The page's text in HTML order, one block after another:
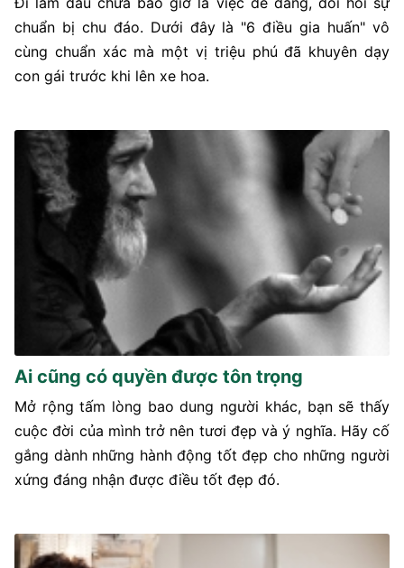
chuẩn bị chu đáo. Dưới đây là "6 điều gia huấn" vô
cùng chuẩn xác mà một vị triệu phú đã khuyên dạy
con gái trước khi lên xe hoa.
Ai cũng có quyền được tôn trọng
Mở rộng tấm lòng bao dung người khác, bạn sẽ thấy
cuộc đời của mình trở nên tươi đẹp và ý nghĩa. Hãy cố
gắng dành những hành động tốt đẹp cho những người
xứng đáng nhận được điều tốt đẹp đó.